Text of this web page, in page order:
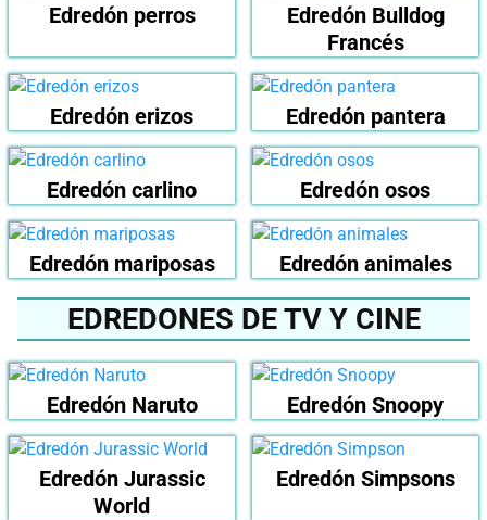
Edredón perros
Edredón Bulldog
Francés
Edredón erizos Edredón pantera
Edredón carlino Edredón osos
Edredón mariposas Edredón animales
EDREDONES DE TV Y CINE
Edredón Naruto Edredón Snoopy
Edredón Jurassic
World
Edredón Simpsons